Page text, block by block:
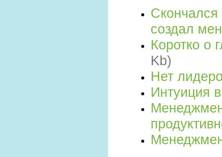
создал
Коротко о
Kb)
Нет
Интуиция